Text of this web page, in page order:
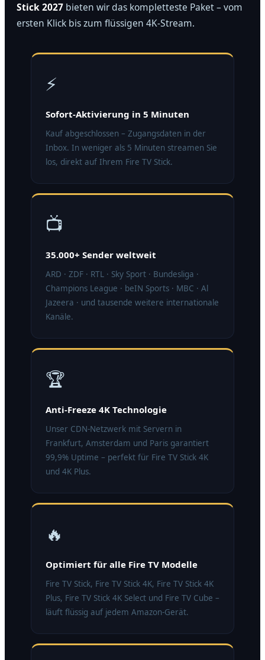
Stick 2027 bieten wir das kompletteste Paket – vom
ersten Klick bis zum flüssigen 4K-Stream.
⚡
Sofort-Aktivierung in 5 Minuten
Kauf abgeschlossen – Zugangsdaten in der
Inbox. In weniger als 5 Minuten streamen Sie
los, direkt auf Ihrem Fire TV Stick.
📺
35.000+ Sender weltweit
ARD · ZDF · RTL · Sky Sport · Bundesliga ·
Champions League · beIN Sports · MBC · Al
Jazeera · und tausende weitere internationale
Kanäle.
🏆
Anti-Freeze 4K Technologie
Unser CDN-Netzwerk mit Servern in
Frankfurt, Amsterdam und Paris garantiert
99,9% Uptime – perfekt für Fire TV Stick 4K
und 4K Plus.
🔥
Optimiert für alle Fire TV Modelle
Fire TV Stick, Fire TV Stick 4K, Fire TV Stick 4K
Plus, Fire TV Stick 4K Select und Fire TV Cube –
läuft flüssig auf jedem Amazon-Gerät.